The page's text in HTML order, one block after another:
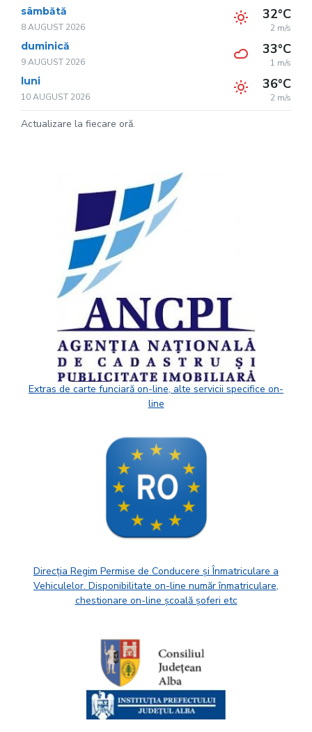
sâmbătă
8 AUGUST 2026
32°C
2 m/s
duminică
9 AUGUST 2026
33°C
1 m/s
luni
10 AUGUST 2026
36°C
2 m/s
Actualizare la fiecare oră.
Extras de carte funciară on-line, alte servicii specifice on-
line
Direcția Regim Permise de Conducere și Înmatriculare a
Vehiculelor. Disponibilitate on-line număr înmatriculare,
chestionare on-line școală șoferi etc